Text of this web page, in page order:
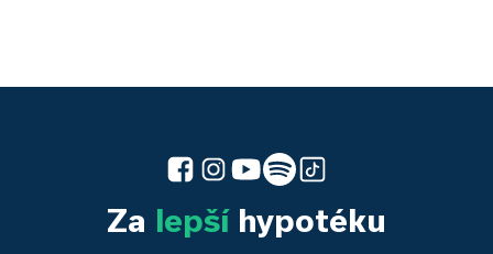
Za lepšíhypotéku